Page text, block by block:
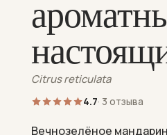
Citrus reticulata
4.7· 3 отзыва
Вечнозелёное